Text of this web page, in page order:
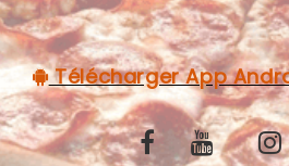
C.G.V
Télécharger App